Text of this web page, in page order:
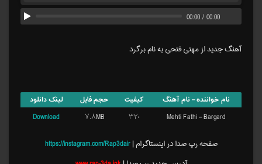
00:00/00:00
آهنگ جدید از مهتی فتحی به نام برگرد
نام خواننده – نام آهنگ کیفیت حجم فایل
لینک دانلود
Mehti Fathi – Bargard
۳۲۰ ۷.۸MB Download
صفحه رپ صدا در اینستاگرام |https://instagram.com/Rap3dair